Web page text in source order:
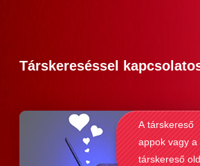
Társkereséssel
A társkereső
appok vagy a
társkereső